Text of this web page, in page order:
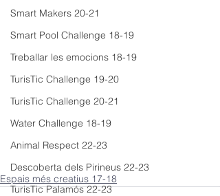
Smart Makers 20-21
Smart Pool Challenge 18-19
Treballar les emocions 18-19
TurisTic Challenge 19-20
TurisTic Challenge 20-21
Water Challenge 18-19
Animal Respect 22-23
Descoberta dels Pirineus 22-23
TurisTic Palamós 22-23
Espais més creatius 17-18